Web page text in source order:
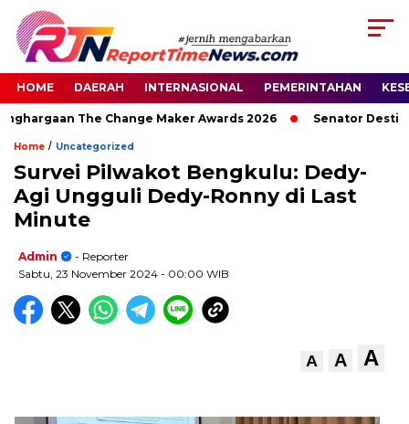
HOME DAERAH INTERNASIONAL PEMERINTAHAN
The Change Maker Awards 2026 Senator Destita
Home / Uncategorized
Survei Pilwakot Bengkulu: Dedy-
Agi Ungguli Dedy-Ronny di Last
Minute
Admin
- Reporter
Sabtu, 23 November 2024 - 00:00 WIB
A A A